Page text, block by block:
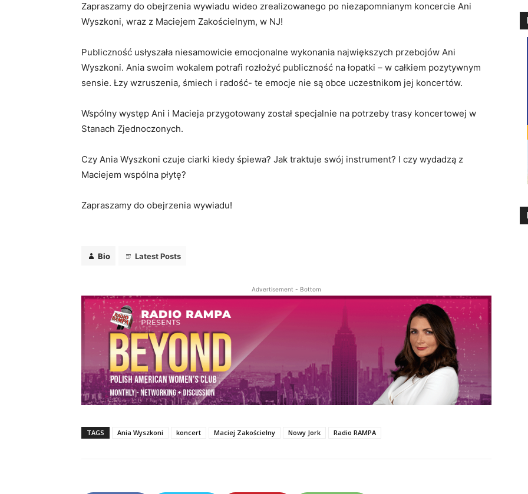
Bio Latest Posts
Rampa TV
Telewizja na żądanie - oglądaj na stronie www.RAMPATV.com, a także dodaj kanał RAMPA
Zapraszamy do obejrzenia wywiadu wideo zrealizowanego po niezapomnianym koncercie Ani
Wyszkoni, wraz z Maciejem Zakościelnym, w NJ!
Publiczność usłyszała niesamowicie emocjonalne wykonania największych przebojów Ani
Wyszkoni. Ania swoim wokalem potrafi rozłożyć publiczność na łopatki – w całkiem pozytywnym
sensie. Łzy wzruszenia, śmiech i radość- te emocje nie są obce uczestnikom jej koncertów.
Wspólny występ Ani i Macieja przygotowany został specjalnie na potrzeby trasy koncertowej w
Stanach Zjednoczonych.
Czy Ania Wyszkoni czuje ciarki kiedy śpiewa? Jak traktuje swój instrument? I czy wydadzą z
Maciejem wspólna płytę?
Zapraszamy do obejrzenia wywiadu!
Bio Latest Posts
Advertisement - Bottom
TAGS Ania Wyszkoni koncert Maciej Zakościelny Nowy Jork Radio RAMPA